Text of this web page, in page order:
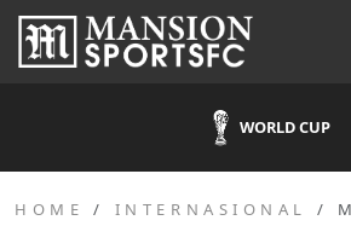
WORLD CUP
HOME INTERNASIONAL